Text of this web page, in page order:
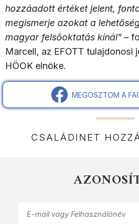
hozzáadott értéket jelent,
megismerje azokat a
magyar felsőoktatás kínál” –
Marcell, az EFOTT tulajdonosi
HÖOK elnöke.
MEGOSZTOM A
CSALÁDINET